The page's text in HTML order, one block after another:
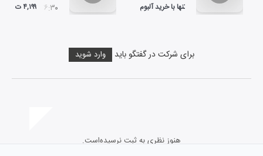
۲۶:۳۵
تنها با خرید آلبوم ۷۶:۳۰ ۴,۱۹۹ ت
برای شرکت در گفتگو باید وارد شوید
هنوز نظری به ثبت نرسیده‌است.